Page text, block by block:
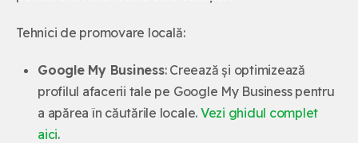
Tehnici de promovare locală:
Google My Business: Creează și optimizează
profilul afacerii tale pe Google My Business pentru
a apărea în căutările locale. Vezi ghidul complet
aici.